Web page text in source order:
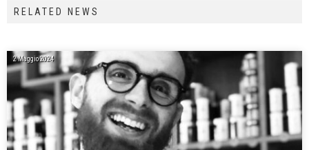
RELATED NEWS
2 Maggio 2024